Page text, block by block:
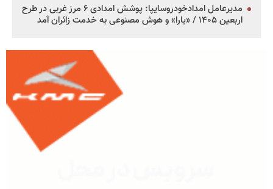
مدیرعامل امدادخودروسایپا: پوشش امدادی ۶ مرز غربی در طرح
اربعین ۱۴۰۵ / «یارا» و هوش مصنوعی به خدمت زائران آمد